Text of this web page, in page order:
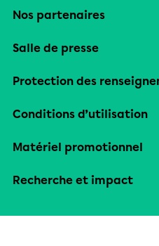
Nos partenaires
Salle de presse
Protection des
Conditions d’utilisation
Matériel promotionnel
Recherche et impact